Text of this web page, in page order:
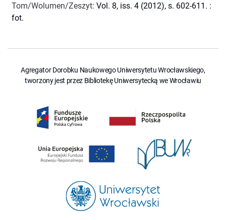
Tom/Wolumen/Zeszyt: Vol. 8, iss. 4 (2012), s. 602-611. :
fot.
Agregator Dorobku Naukowego Uniwersytetu Wrocławskiego,
tworzony jest przez Bibliotekę Uniwersytecką we Wrocławiu